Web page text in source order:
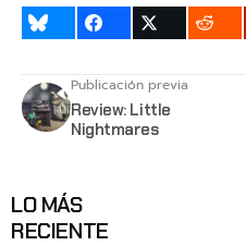
Publicación previa
Review: Little
Nightmares
LO MÁS
RECIENTE